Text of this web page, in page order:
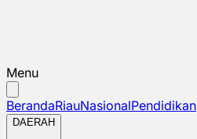
Menu
BerandaRiauNasionalPendidikan
DAERAH